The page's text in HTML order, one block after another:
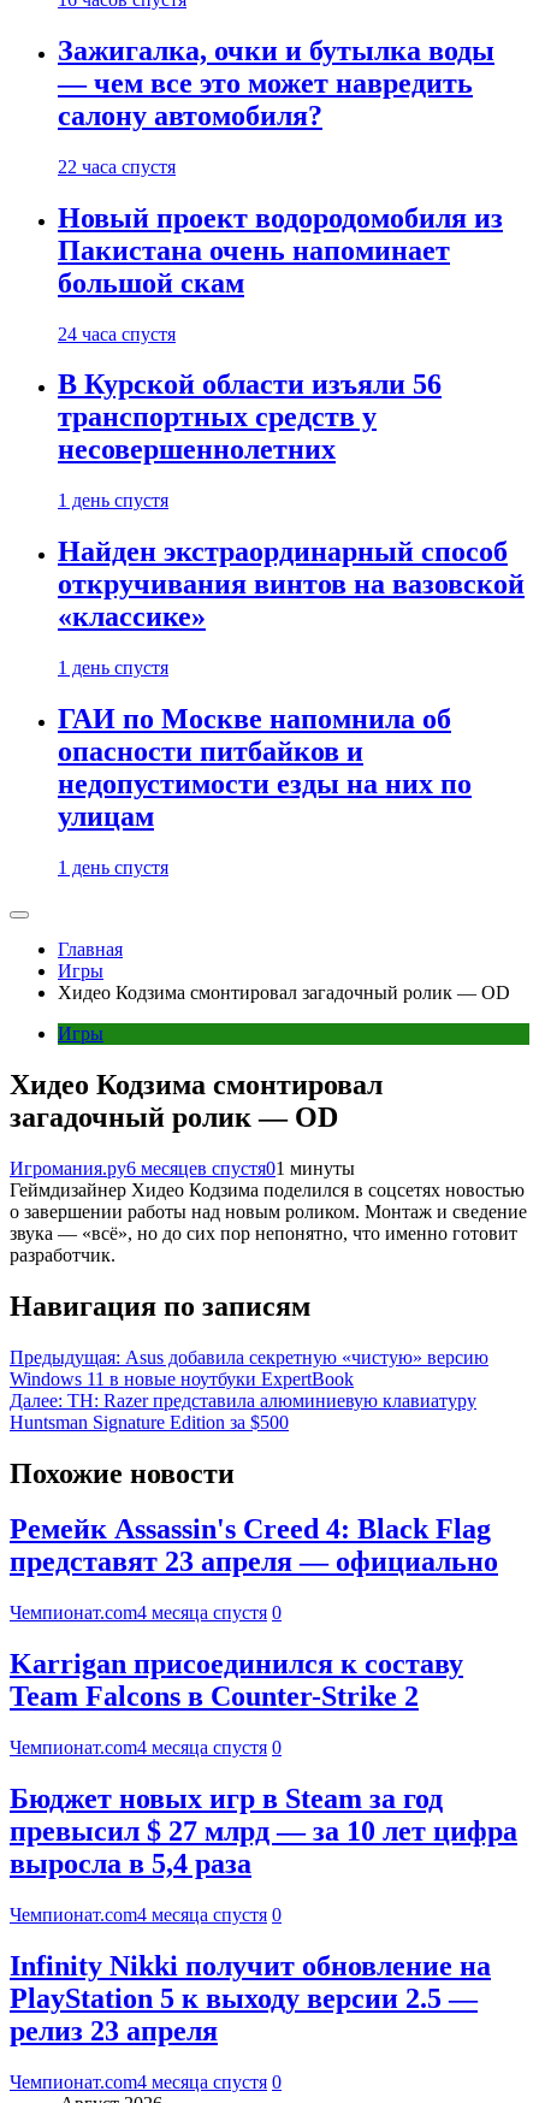
Зажигалка, очки и бутылка воды
— чем все это может навредить
салону автомобиля?
22 часа спустя
Новый проект водородомобиля из
Пакистана очень напоминает
большой скам
24 часа спустя
В Курской области изъяли 56
транспортных средств у
несовершеннолетних
1 день спустя
Найден экстраординарный способ
откручивания винтов на вазовской
«классике»
1 день спустя
ГАИ по Москве напомнила об
опасности питбайков и
недопустимости езды на них по
улицам
1 день спустя
Главная
Игры
Хидео Кодзима смонтировал загадочный ролик — OD
Игры
Хидео Кодзима смонтировал
загадочный ролик — OD
Игромания.ру6 месяцев спустя01 минуты
Геймдизайнер Хидео Кодзима поделился в соцсетях новостью
о завершении работы над новым роликом. Монтаж и сведение
звука — «всё», но до сих пор непонятно, что именно готовит
разработчик.
Навигация по записям
Предыдущая: Asus добавила секретную «чистую» версию
Windows 11 в новые ноутбуки ExpertBook
Далее: TH: Razer представила алюминиевую клавиатуру
Huntsman Signature Edition за $500
Похожие новости
Ремейк Assassin's Creed 4: Black Flag
представят 23 апреля — официально
Чемпионат.com4 месяца спустя 0
Karrigan присоединился к составу
Team Falcons в Counter-Strike 2
Чемпионат.com4 месяца спустя 0
Бюджет новых игр в Steam за год
превысил $ 27 млрд — за 10 лет цифра
выросла в 5,4 раза
Чемпионат.com4 месяца спустя 0
Infinity Nikki получит обновление на
PlayStation 5 к выходу версии 2.5 —
релиз 23 апреля
Чемпионат.com4 месяца спустя 0